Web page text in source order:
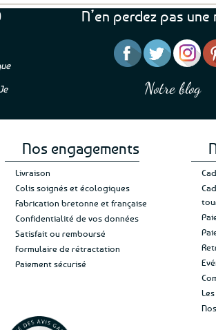
“Une boutique que je recommande pour
leur sérieux, des bons et beaux produits
et une équipe à l’écoute :-)”Patricia M.
N’en perdez pas
Notre blog
Nos engagements
Livraison
Colis soignés et écologiques
Fabrication bretonne et française
Confidentialité de vos données
Satisfait ou remboursé
Formulaire de rétractation
Paiement sécurisé